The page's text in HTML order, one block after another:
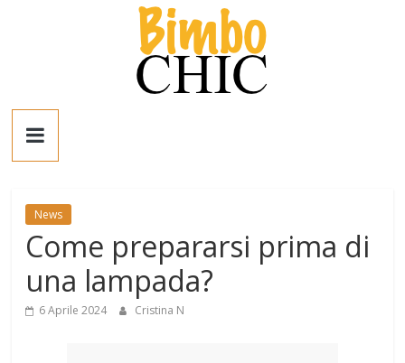
Bimbo
News
moda,
mamme,
spettacolo
News
Come prepararsi prima di
una lampada?
6 Aprile 2024 Cristina N